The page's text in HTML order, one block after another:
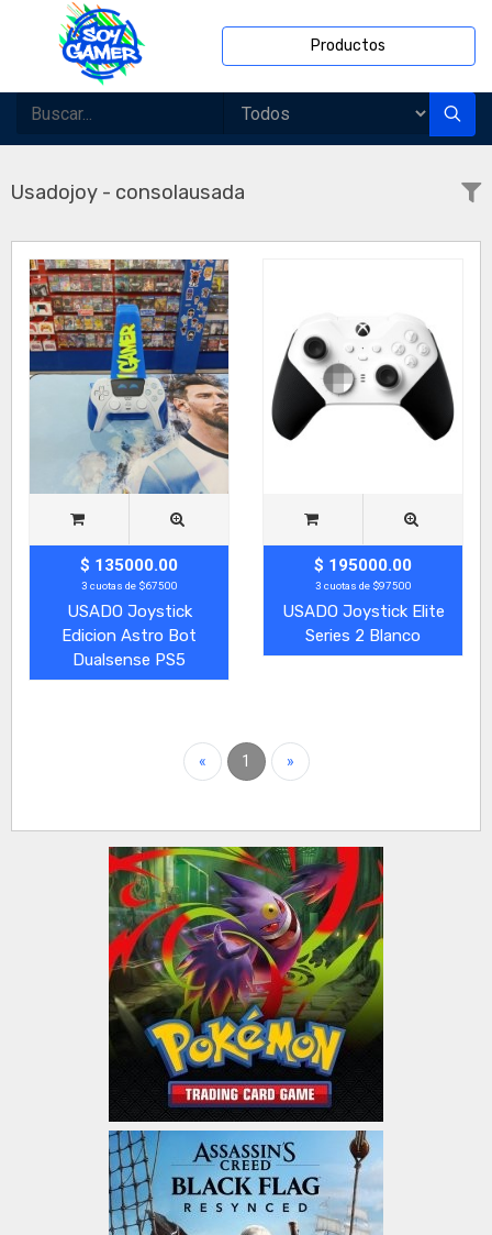
Productos
Usadojoy - consolausada
$ 135000.00
3 cuotas de $67500
USADO Joystick
Edicion Astro Bot
Dualsense PS5
$ 195000.00
3 cuotas de $97500
USADO Joystick Elite
Series 2 Blanco
« 1 »